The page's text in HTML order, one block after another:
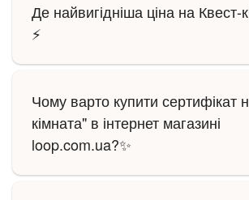
Де найвигідніша ціна на Квест-
⚡
Чому варто купити сертифікат
кімната" в інтернет магазині
loop.com.ua?✨